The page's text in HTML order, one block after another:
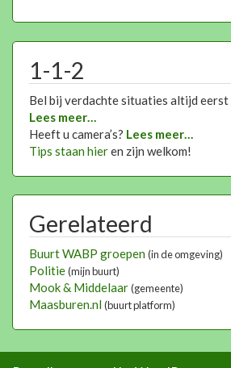
1-1-2
Bel bij verdachte situaties altijd eerst
Lees meer…
Heeft u camera’s? Lees meer…
Tips staan hieren zijn welkom!
Gerelateerd
Buurt WABP groepen(in de omgeving)
Politie(mijn buurt)
Mook & Middelaar(gemeente)
Maasburen.nl(buurt platform)